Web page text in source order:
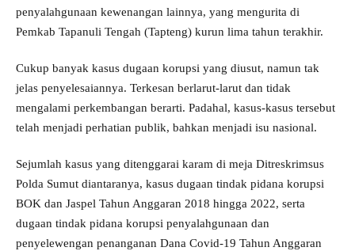
penyalahgunaan kewenangan lainnya, yang mengurita di
Pemkab Tapanuli Tengah (Tapteng) kurun lima tahun terakhir.
Cukup banyak kasus dugaan korupsi yang diusut, namun tak
jelas penyelesaiannya. Terkesan berlarut-larut dan tidak
mengalami perkembangan berarti. Padahal, kasus-kasus tersebut
telah menjadi perhatian publik, bahkan menjadi isu nasional.
Sejumlah kasus yang ditenggarai karam di meja Ditreskrimsus
Polda Sumut diantaranya, kasus dugaan tindak pidana korupsi
BOK dan Jaspel Tahun Anggaran 2018 hingga 2022, serta
dugaan tindak pidana korupsi penyalahgunaan dan
penyelewengan penanganan Dana Covid-19 Tahun Anggaran